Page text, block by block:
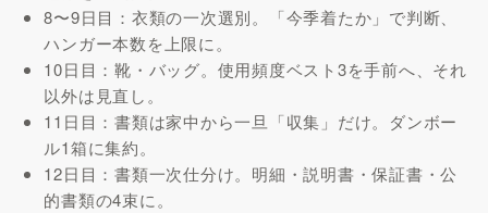
8〜9日目：衣類の一次選別。「今季着たか」で判断、
ハンガー本数を上限に。
10日目：靴・バッグ。使用頻度ベスト3を手前へ、それ
以外は見直し。
11日目：書類は家中から一旦「収集」だけ。ダンボー
ル1箱に集約。
12日目：書類一次仕分け。明細・説明書・保証書・公
的書類の4束に。